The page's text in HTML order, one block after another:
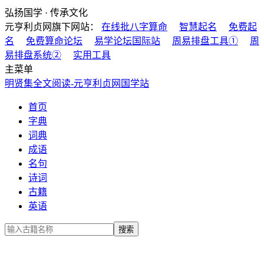
弘扬国学 · 传承文化
元亨利贞网旗下网站： 在线批八字算命 智慧起名
免费起
名
免费算命论坛 易学论坛国际站 周易排盘工具①
周
易排盘系统②
实用工具
主菜单
明贤集全文阅读-元亨利贞网国学站
首页
字典
词典
成语
名句
诗词
古籍
英语